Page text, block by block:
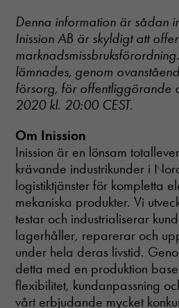
Denna information är sådan
Inission AB är skyldigt att
lämnades, genom
försorg, för offentliggörande
2020 kl. 20:00 CEST.
Om Inission
Inission är en lönsam
krävande industrikunder i
logistiktjänster för kompletta
mekaniska produkter. Vi
testar och industrialiserar
lagerhåller, reparerar och
under hela deras livstid.
detta med en produktion
flexibilitet, kundanpassning
vårt erbjudande mycket